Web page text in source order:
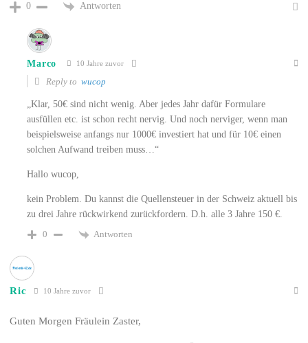
0 Antworten
Marco 10 Jahre zuvor
Reply towucop
„Klar, 50€ sind nicht wenig. Aber jedes Jahr dafür Formulare
ausfüllen etc. ist schon recht nervig. Und noch nerviger, wenn man
beispielsweise anfangs nur 1000€ investiert hat und für 10€ einen
solchen Aufwand treiben muss…“
Hallo wucop,
kein Problem. Du kannst die Quellensteuer in der Schweiz aktuell bis
zu drei Jahre rückwirkend zurückfordern. D.h. alle 3 Jahre 150 €.
0
Antworten
Ric 10 Jahre zuvor
Guten Morgen Fräulein Zaster,